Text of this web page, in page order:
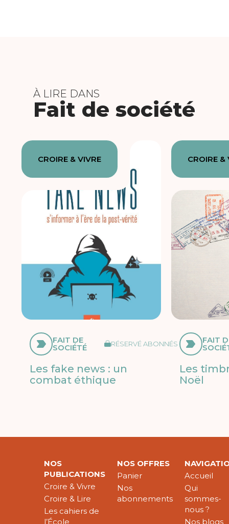
À LIRE DANS
Fait de société
CROIRE & VIVRE
FAIT DE
SOCIÉTÉ RÉSERVÉ ABONNÉS
Les fake news : un
combat éthique
CROIRE &
FAIT
Les
Noël
NOS
PUBLICATIONS
Croire & Vivre
Croire & Lire
Les cahiers de
l’École
NOS OFFRES
Panier
Nos
abonnements
Accueil
Qui
sommes-
nous ?
Nos blogs